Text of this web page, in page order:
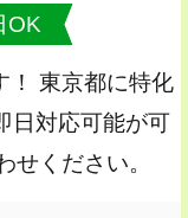
OK
！ 東京都に特化
日対応可能が可
せください。